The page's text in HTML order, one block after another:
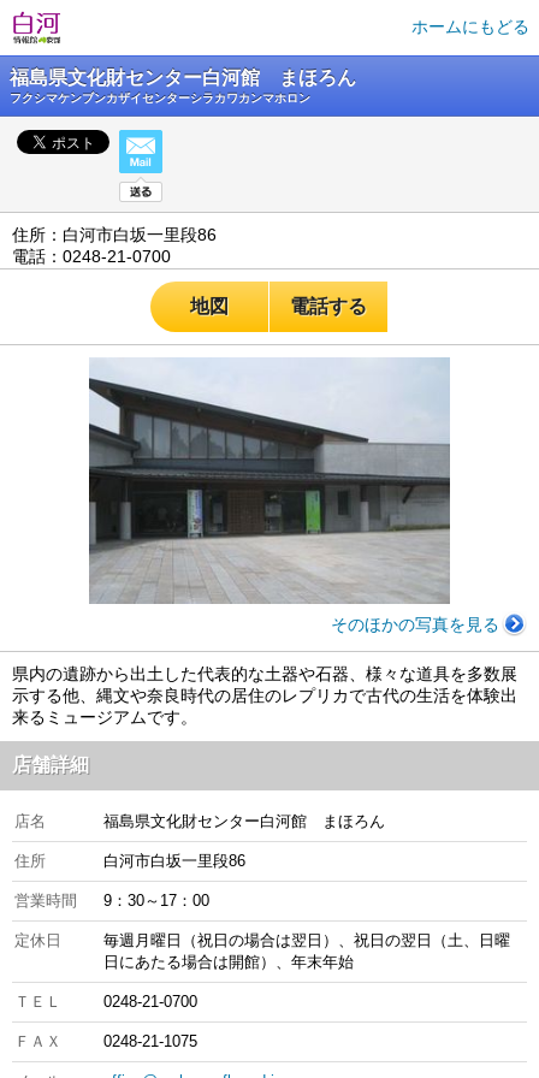
ホームにもどる
福島県文化財センター白河館 まほろん
フクシマケンブンカザイセンターシラカワカンマホロン
住所：白河市白坂一里段86
電話：0248-21-0700
地図 電話する
そのほかの写真を見る
県内の遺跡から出土した代表的な土器や石器、様々な道具を多数展
示する他、縄文や奈良時代の居住のレプリカで古代の生活を体験出
来るミュージアムです。
店舗詳細
店名 福島県文化財センター白河館 まほろん
住所 白河市白坂一里段86
営業時間 9：30～17：00
定休日
毎週月曜日（祝日の場合は翌日）、祝日の翌日（土、日曜
日にあたる場合は開館）、年末年始
ＴＥＬ 0248-21-0700
ＦＡＸ 0248-21-1075